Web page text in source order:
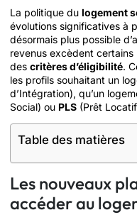
La politique du logement
évolutions significatives à
désormais plus possible
revenus excèdent
des critères d’éligibilité.
les profils souhaitant un
d’Intégration), qu’un
Social) ou PLS (Prêt
Table des matières
Les nouveaux
accéder au